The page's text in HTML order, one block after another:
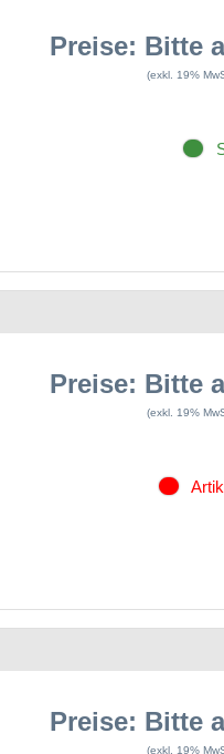
Preise: Bitte
(exkl. 19%
Preise: Bitte
(exkl. 19%
Preise: Bitte
(exkl. 19%